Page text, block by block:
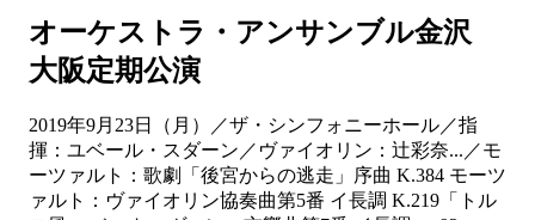
オーケストラ・アンサンブル金沢
大阪定期公演
2019年9月23日（月）／ザ・シンフォニーホール／指
揮：ユベール・スダーン／ヴァイオリン：辻彩奈...／モ
ーツァルト：歌劇「後宮からの逃走」序曲 K.384 モーツ
ァルト：ヴァイオリン協奏曲第5番 イ長調 K.219「トル